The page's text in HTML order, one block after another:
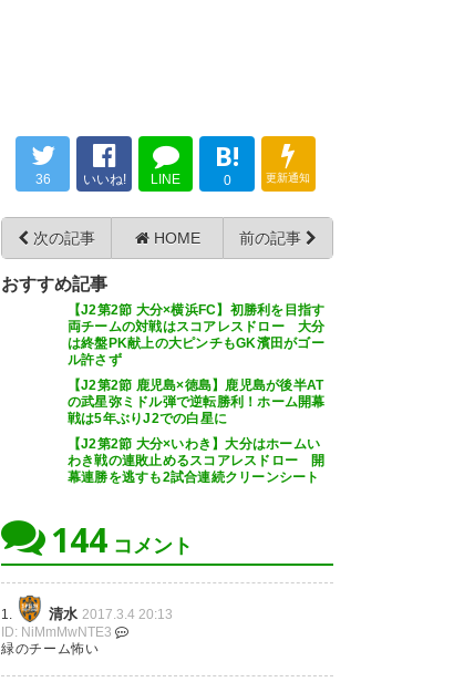
4
1-1同点で試合終了、前半を見れ
ばよく引き分けたけど、後半の
展開見ると勝ちたかったなあ
#grampus
— ノラア (noraron1)2017, 3月
同点で終わったけど、去年まで
の岐阜とは違ったと思う（サッ
カー素人だけど）。長良川が楽
しみ。 #fcgifu
— 藤原玄信 (rx90hi)2017, 3月
まあ道三信秀が戦った美濃尾張
の争いに相応しい戦いではあっ
たな。悔しい #grampus
— 非実在人間-乙倉uning
(ysnrXF)2017, 3月 4
グランパスなんとか引き分けれ
た感じですね。しかし、J2は噂
通り甘くないですな
— つの (tsunojaga)
36 いいね! LINE
B!
0 更新通知
次の記事 HOME 前の記事
おすすめ記事
【J2第2節 大分×横浜FC】初勝利を目指す
両チームの対戦はスコアレスドロー 大分
は終盤PK献上の大ピンチもGK濱田がゴー
ル許さず
【J2第2節 鹿児島×徳島】鹿児島が後半AT
の武星弥ミドル弾で逆転勝利！ホーム開幕
戦は5年ぶりJ2での白星に
【J2第2節 大分×いわき】大分はホームい
わき戦の連敗止めるスコアレスドロー 開
幕連勝を逃すも2試合連続クリーンシート
144 コメント
1. 清水 2017.3.4 20:13
ID: NiMmMwNTE3
緑のチーム怖い